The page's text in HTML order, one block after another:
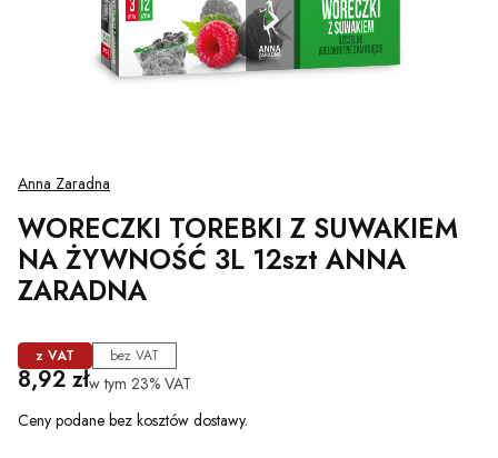
Anna Zaradna
WORECZKI TOREBKI Z SUWAKIEM
NA ŻYWNOŚĆ 3L 12szt ANNA
ZARADNA
z VAT bez VAT
Cena
8,92 złw tym 23% VAT
w tym 23% VAT
Ceny podane bez kosztów dostawy.